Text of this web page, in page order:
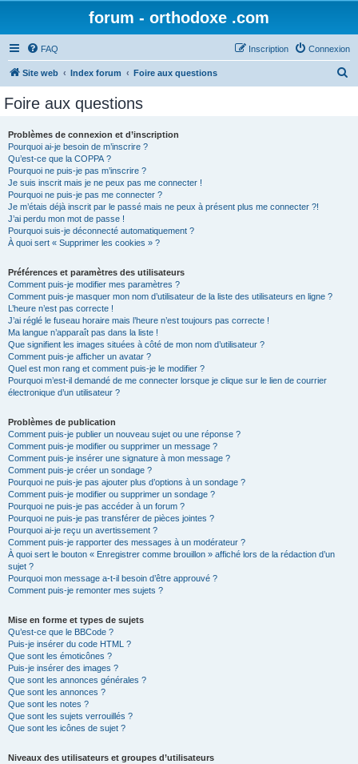
forum - orthodoxe .com
FAQ Connexion
Inscription
Site web Index forum Foire aux questions
Foire aux questions
Problèmes de connexion et d’inscription
Pourquoi ai-je besoin de m’inscrire ?
Qu’est-ce que la COPPA ?
Pourquoi ne puis-je pas m’inscrire ?
Je suis inscrit mais je ne peux pas me connecter !
Pourquoi ne puis-je pas me connecter ?
Je m’étais déjà inscrit par le passé mais ne peux à présent plus me connecter ?!
J’ai perdu mon mot de passe !
Pourquoi suis-je déconnecté automatiquement ?
À quoi sert « Supprimer les cookies » ?
Préférences et paramètres des utilisateurs
Comment puis-je modifier mes paramètres ?
Comment puis-je masquer mon nom d’utilisateur de la liste des utilisateurs en ligne ?
L’heure n’est pas correcte !
J’ai réglé le fuseau horaire mais l’heure n’est toujours pas correcte !
Ma langue n’apparaît pas dans la liste !
Que signifient les images situées à côté de mon nom d’utilisateur ?
Comment puis-je afficher un avatar ?
Quel est mon rang et comment puis-je le modifier ?
Pourquoi m’est-il demandé de me connecter lorsque je clique sur le lien de courrier
électronique d’un utilisateur ?
Problèmes de publication
Comment puis-je publier un nouveau sujet ou une réponse ?
Comment puis-je modifier ou supprimer un message ?
Comment puis-je insérer une signature à mon message ?
Comment puis-je créer un sondage ?
Pourquoi ne puis-je pas ajouter plus d’options à un sondage ?
Comment puis-je modifier ou supprimer un sondage ?
Pourquoi ne puis-je pas accéder à un forum ?
Pourquoi ne puis-je pas transférer de pièces jointes ?
Pourquoi ai-je reçu un avertissement ?
Comment puis-je rapporter des messages à un modérateur ?
À quoi sert le bouton « Enregistrer comme brouillon » affiché lors de la rédaction d’un
sujet ?
Pourquoi mon message a-t-il besoin d’être approuvé ?
Comment puis-je remonter mes sujets ?
Mise en forme et types de sujets
Qu’est-ce que le BBCode ?
Puis-je insérer du code HTML ?
Que sont les émoticônes ?
Puis-je insérer des images ?
Que sont les annonces générales ?
Que sont les annonces ?
Que sont les notes ?
Que sont les sujets verrouillés ?
Que sont les icônes de sujet ?
Niveaux des utilisateurs et groupes d’utilisateurs